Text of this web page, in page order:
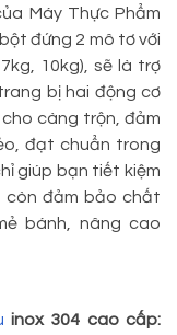
Máy Thực Phẩm
đứng 2 mô tơ với
10kg), sẽ là trợ
bị hai động cơ
càng trộn, đảm
đạt chuẩn trong
giúp bạn tiết kiệm
còn đảm bảo chất
bánh, nâng cao
inox 304 cao cấp: